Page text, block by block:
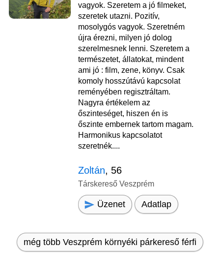
vagyok. Szeretem a jó filmeket,
szeretek utazni. Pozitív,
mosolygós vagyok. Szeretném
újra érezni, milyen jó dolog
szerelmesnek lenni. Szeretem a
természetet, állatokat, mindent
ami jó : film, zene, könyv. Csak
komoly hosszútávú kapcsolat
reményében regisztráltam.
Nagyra értékelem az
őszinteséget, hiszen én is
őszinte embernek tartom magam.
Harmonikus kapcsolatot
szeretnék....
Zoltán, 56
Társkereső Veszprém
Üzenet Adatlap
még több Veszprém környéki párkereső férfi